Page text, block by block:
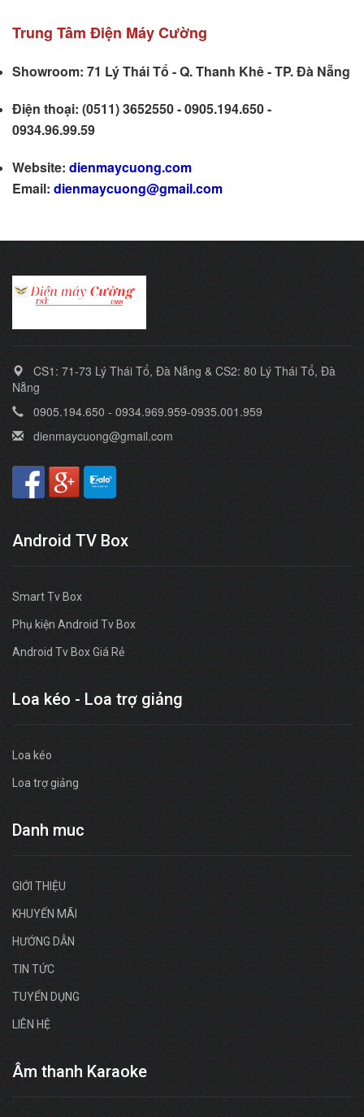
Trung Tâm Điện Máy Cường
Showroom: 71 Lý Thái Tổ - Q. Thanh Khê - TP. Đà Nẵng
Điện thoại: (0511) 3652550 - 0905.194.650 -
0934.96.99.59
Website: dienmaycuong.com
Email: dienmaycuong@gmail.com
CS1: 71-73 Lý Thái Tổ, Đà Nẵng & CS2: 80 Lý Thái Tổ, Đà
Nẵng
0905.194.650 - 0934.969.959-0935.001.959
dienmaycuong@gmail.com
Android TV Box
Smart Tv Box
Phụ kiện Android Tv Box
Android Tv Box Giá Rẻ
Loa kéo - Loa trợ giảng
Loa kéo
Loa trợ giảng
Danh muc
GIỚI THIỆU
KHUYẾN MÃI
HƯỚNG DẪN
TIN TỨC
TUYỂN DỤNG
LIÊN HỆ
Âm thanh Karaoke